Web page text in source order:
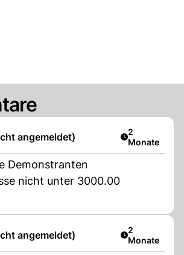
angemeldet) Artikel
2
Monate
Demonstranten
nicht unter 3000.00
angemeldet) Artikel
2
Monate